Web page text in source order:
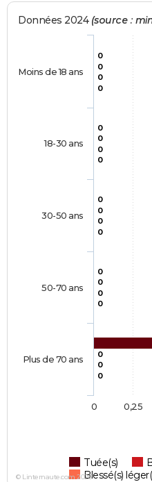
Données 2024 (source :
0
0
0
0
0
0
0
0
0
0
0
0
0
0
0
0
0
0
0
Tuée(s)
Blessé(s)
Moins de 18 ans
18-30 ans
30-50 ans
50-70 ans
Plus de 70 ans
0 0,25
© Linternaute.com 2026